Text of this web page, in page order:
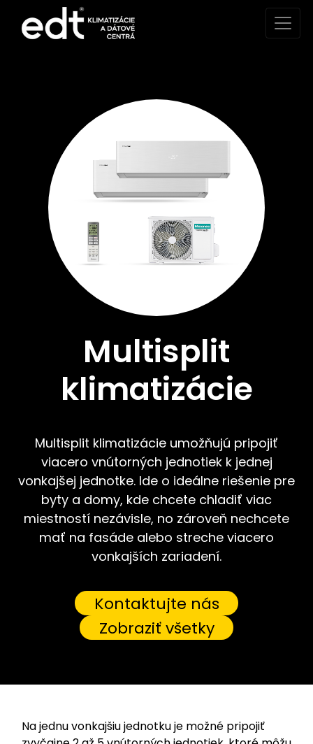
Multisplit
klimatizácie
Multisplit klimatizácie umožňujú pripojiť
viacero vnútorných jednotiek k jednej
vonkajšej jednotke. Ide o ideálne riešenie pre
byty a domy, kde chcete chladiť viac
miestností nezávisle, no zároveň nechcete
mať na fasáde alebo streche viacero
vonkajších zariadení.
Kontaktujte nás
Zobraziť všetky
Na jednu vonkajšiu jednotku je možné pripojiť